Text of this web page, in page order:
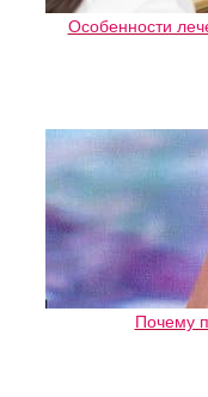
Особенности
Почему